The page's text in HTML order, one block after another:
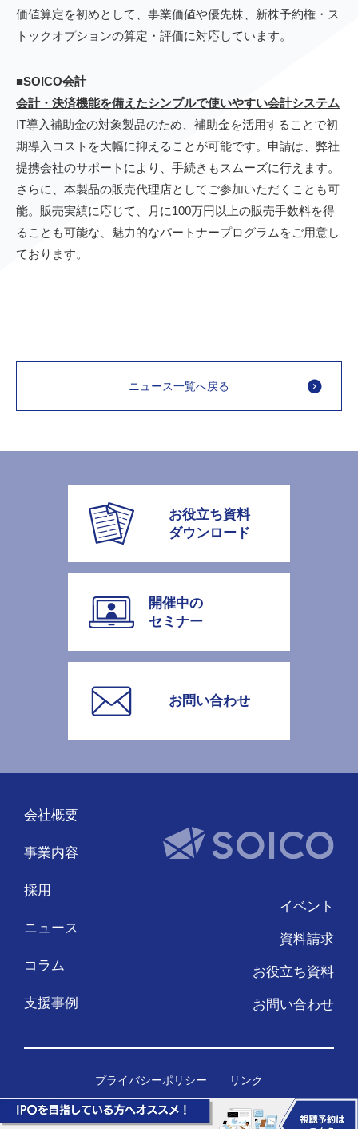
価値算定を初めとして、事業価値や優先株、新株予約権・ス
トックオプションの算定・評価に対応しています。
■SOICO会計
会計・決済機能を備えたシンプルで使いやすい会計システム
IT導入補助金の対象製品のため、補助金を活用することで初
期導入コストを大幅に抑えることが可能です。申請は、弊社
提携会社のサポートにより、手続きもスムーズに行えます。
さらに、本製品の販売代理店としてご参加いただくことも可
能。販売実績に応じて、月に100万円以上の販売手数料を得
ることも可能な、魅力的なパートナープログラムをご用意し
ております。
ニュース一覧へ戻る
お役立ち資料
ダウンロード
開催中の
セミナー
お問い合わせ
会社概要
事業内容
採用
ニュース
コラム
支援事例
イベント
資料請求
お役立ち資料
お問い合わせ
プライバシーポリシー リンク